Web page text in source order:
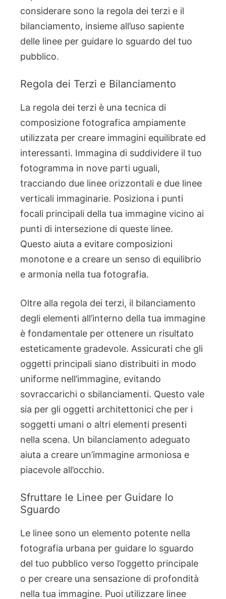
considerare sono la regola dei terzi e il
bilanciamento, insieme all’uso sapiente
delle linee per guidare lo sguardo del tuo
pubblico.
Regola dei Terzi e Bilanciamento
La regola dei terzi è una tecnica di
composizione fotografica ampiamente
utilizzata per creare immagini equilibrate ed
interessanti. Immagina di suddividere il tuo
fotogramma in nove parti uguali,
tracciando due linee orizzontali e due linee
verticali immaginarie. Posiziona i punti
focali principali della tua immagine vicino ai
punti di intersezione di queste linee.
Questo aiuta a evitare composizioni
monotone e a creare un senso di equilibrio
e armonia nella tua fotografia.
Oltre alla regola dei terzi, il bilanciamento
degli elementi all’interno della tua immagine
è fondamentale per ottenere un risultato
esteticamente gradevole. Assicurati che gli
oggetti principali siano distribuiti in modo
uniforme nell’immagine, evitando
sovraccarichi o sbilanciamenti. Questo vale
sia per gli oggetti architettonici che per i
soggetti umani o altri elementi presenti
nella scena. Un bilanciamento adeguato
aiuta a creare un’immagine armoniosa e
piacevole all’occhio.
Sfruttare le Linee per Guidare lo
Sguardo
Le linee sono un elemento potente nella
fotografia urbana per guidare lo sguardo
del tuo pubblico verso l’oggetto principale
o per creare una sensazione di profondità
nella tua immagine. Puoi utilizzare linee